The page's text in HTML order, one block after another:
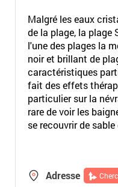
Malgré les eaux
de la plage, la plage
l'une des plages la
noir et brillant de
caractéristiques
fait des effets
particulier sur la
rare de voir les
se recouvrir de
Adresse